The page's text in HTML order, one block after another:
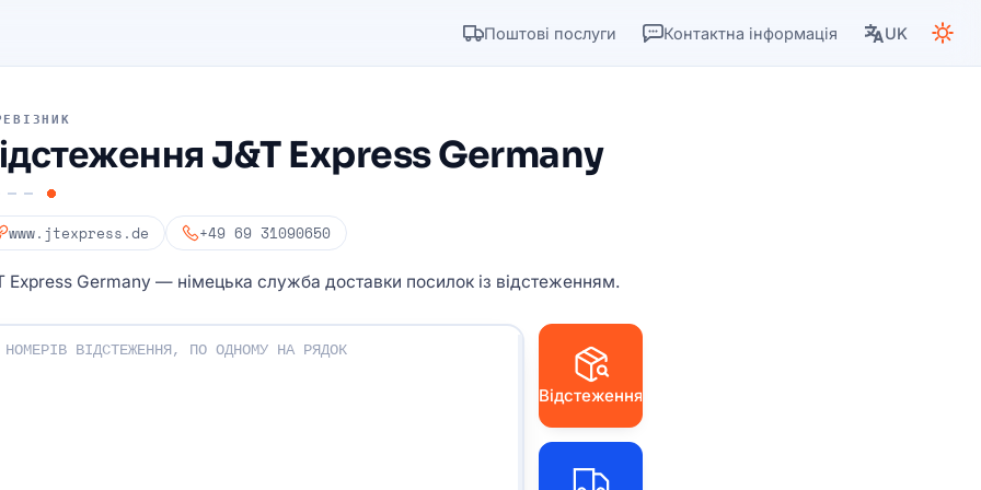
Поштові послуги Контактна інформація UK
J&T Express Germany
www.jtexpress.de +49 69 31090650
Express Germany — німецька служба доставки посилок із відстеженням.
відстеження:
Відстеження